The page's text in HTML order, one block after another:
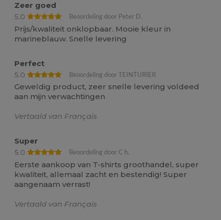
Zeer goed
5.0
Beoordeling door Peter D.
Prijs/kwaliteit onklopbaar. Mooie kleur in
marineblauw. Snelle levering
Perfect
5.0
Beoordeling door TEINTURIER
Geweldig product, zeer snelle levering voldeed
aan mijn verwachtingen
Vertaald van Français
Super
5.0
Beoordeling door C h.
Eerste aankoop van T-shirts groothandel, super
kwaliteit, allemaal zacht en bestendig! Super
aangenaam verrast!
Vertaald van Français